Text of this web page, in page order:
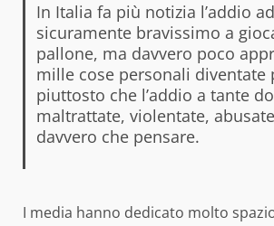
In Italia fa più notizia l’addio
sicuramente bravissimo a
pallone, ma davvero poco
mille cose personali diventate
piuttosto che l’addio a tante
maltrattate, violentate,
davvero che pensare.
I media hanno dedicato molto